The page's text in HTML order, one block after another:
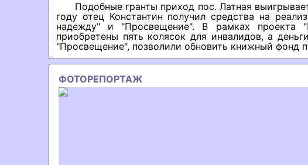
Подобные гранты приход пос. Латная
году отец Константин получил средства на
надежду" и "Просвещение". В рамках проекта
приобретены пять колясок для инвалидов, а
"Просвещение", позволили обновить книжный фонд
ФОТОРЕПОРТАЖ